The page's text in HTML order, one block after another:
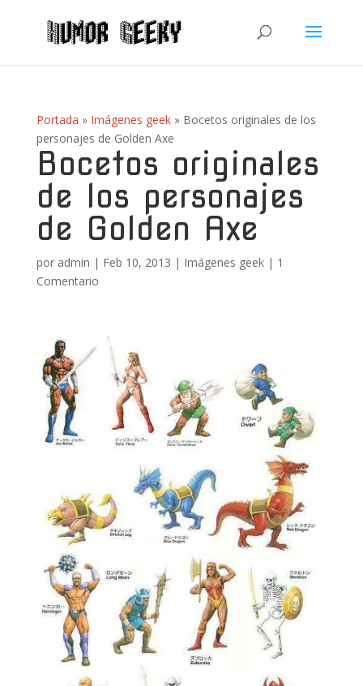
Portada » Imágenes geek» Bocetos originales de los
personajes de Golden Axe
Bocetos originales
de los personajes
de Golden Axe
por admin | Feb 10, 2013 | Imágenes geek| 1
Comentario